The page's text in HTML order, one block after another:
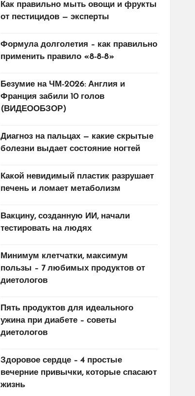
Как правильно мыть овощи и фрукты
от пестицидов — эксперты
Формула долголетия – как правильно
применить правило «8-8-8»
Безумие на ЧМ-2026: Англия и
Франция забили 10 голов
(ВИДЕООБЗОР)
Диагноз на пальцах — какие скрытые
болезни выдает состояние ногтей
Какой невидимый пластик разрушает
печень и ломает метаболизм
Вакцину, созданную ИИ, начали
тестировать на людях
Минимум клетчатки, максимум
пользы – 7 любимых продуктов от
диетологов
Пять продуктов для идеального
ужина при диабете – советы
диетологов
Здоровое сердце – 4 простые
вечерние привычки, которые спасают
жизнь